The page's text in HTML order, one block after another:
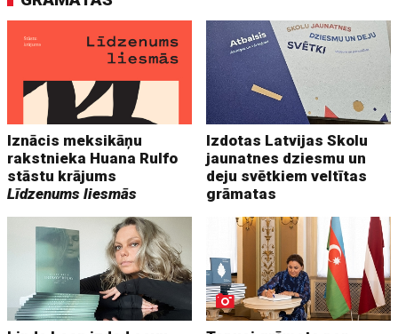
Iznācis meksikāņu
rakstnieka Huana Rulfo
stāstu krājums
Līdzenums liesmās
Izdotas Latvijas Skolu
jaunatnes dziesmu un
deju svētkiem veltītas
grāmatas